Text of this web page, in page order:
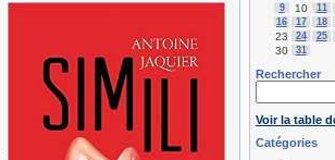
9
10 11
16
17 18
23 24 25
30
31
Rechercher
Voir la table
Catégories